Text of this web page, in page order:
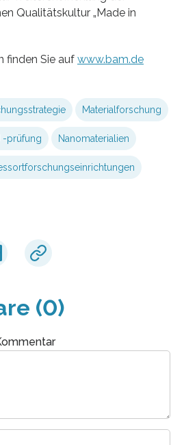
Qualitätskultur „Made in
finden Sie auf www.bam.de
Materialforschung
-prüfung Nanomaterialien
(0)